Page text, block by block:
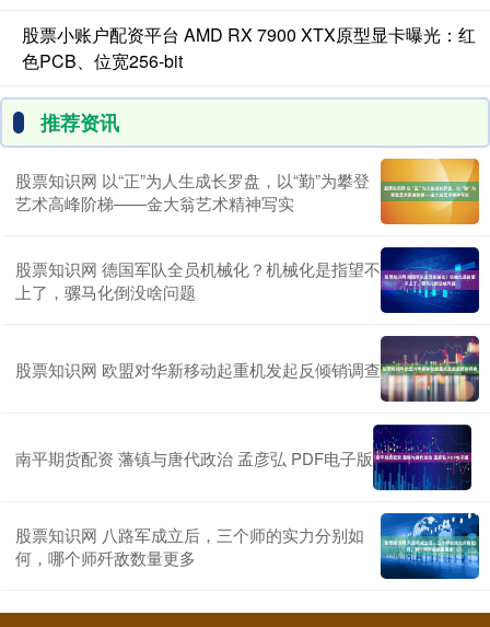
股票小账户配资平台 AMD RX 7900 XTX原型显卡曝光：红
色PCB、位宽256-bit
推荐资讯
股票知识网 以“正”为人生成长罗盘，以“勤”为攀登
艺术高峰阶梯——金大翁艺术精神写实
股票知识网 德国军队全员机械化？机械化是指望不
上了，骡马化倒没啥问题
股票知识网 欧盟对华新移动起重机发起反倾销调查
南平期货配资 藩镇与唐代政治 孟彦弘 PDF电子版
股票知识网 八路军成立后，三个师的实力分别如
何，哪个师歼敌数量更多